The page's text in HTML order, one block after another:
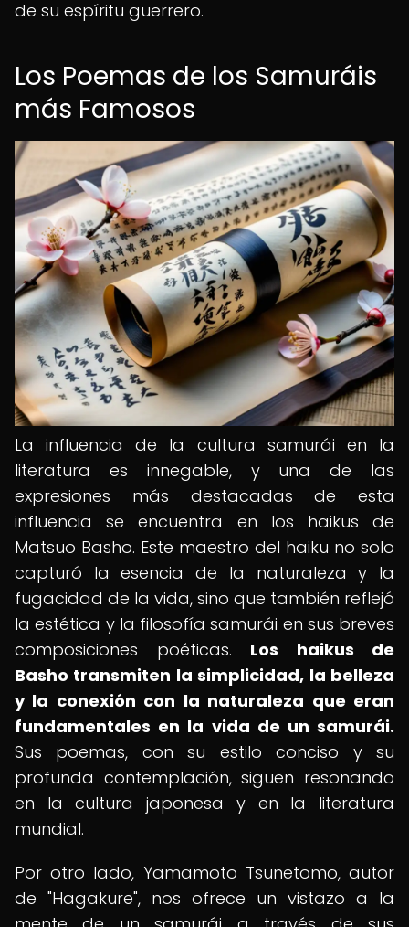
de su espíritu guerrero.
Los Poemas de los Samuráis
más Famosos
La influencia de la cultura samurái en la
literatura es innegable, y una de las
expresiones más destacadas de esta
influencia se encuentra en los haikus de
Matsuo Basho. Este maestro del haiku no solo
capturó la esencia de la naturaleza y la
fugacidad de la vida, sino que también reflejó
la estética y la filosofía samurái en sus breves
composiciones poéticas. Los haikus de
Basho transmiten la simplicidad, la belleza
y la conexión con la naturaleza que eran
fundamentales en la vida de un samurái.
Sus poemas, con su estilo conciso y su
profunda contemplación, siguen resonando
en la cultura japonesa y en la literatura
mundial.
Por otro lado, Yamamoto Tsunetomo, autor
de "Hagakure", nos ofrece un vistazo a la